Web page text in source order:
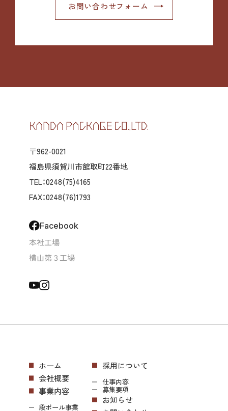
お問い合わせフォーム
〒962-0021
福島県須賀川市館取町22番地
TEL：0248(75)4165
FAX：0248(76)1793
Facebook
本社工場
横山第３工場
ホーム
会社概要
事業内容
段ボール事業
採用について
仕事内容
募集要項
お知らせ